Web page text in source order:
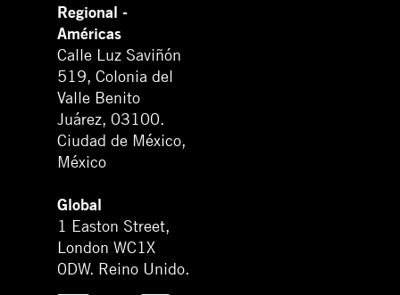
Regional -
Américas
Calle Luz Saviñón
519, Colonia del
Valle Benito
Juárez, 03100.
Ciudad de México,
México
Global
1 Easton Street,
London WC1X
0DW. Reino Unido.